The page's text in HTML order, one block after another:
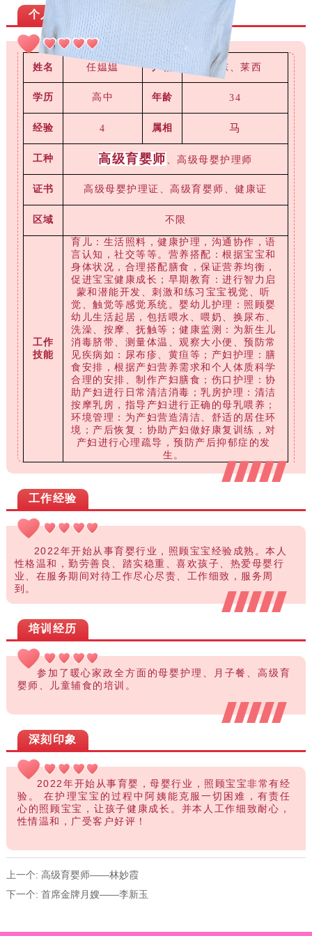
个人简历
姓名 任媪媪 户籍 山东、莱西
学历 高中 年龄 34
经验 4 属相 马
工种 高级育婴师 、高级母婴护理师
证书 高级母婴护理证、高级育婴师、健康证
区域 不限
工作
技能
育儿：生活照料，健康护理，沟通协作，语
言认知，社交等等。 营养搭配：根据宝宝和
身体状况，合理搭配膳食，保证营养均衡，
促进宝宝健康成长；早期教育：进行智力启
蒙和潜能开发、刺激和练习宝宝视觉、听
觉、触觉等感觉系统。婴幼儿护理：照顾婴
幼儿生活起居，包括喂水、喂奶、换尿布、
洗澡、按摩、抚触等；健康监测：为新生儿
消毒脐带、测量体温、观察大小便、预防常
见疾病如：尿布疹、黄疸等；产妇护理：膳
食安排，根据产妇营养需求和个人体质科学
合理的安排、制作产妇膳食；伤口护理：协
助产妇进行日常清洁消毒；乳房护理：清洁
按摩乳房，指导产妇进行正确的母乳喂养；
环境管理：为产妇营造清洁、舒适的居住环
境；产后恢复：协助产妇做好康复训练，对
产妇进行心理疏导，预防产后抑郁症的发
生。
工作经验
2022年开始从事育婴行业，照顾宝宝经验成熟。本人
性格温和，勤劳善良、踏实稳重、喜欢孩子、热爱母婴行
业、在服务期间对待工作尽心尽责、工作细致，服务周
到。
培训经历
参加了暖心家政全方面的母婴护理、月子餐、高级育
婴师、儿童辅食的培训。
深刻印象
2022年开始从事育婴，母婴行业，照顾宝宝非常有经
验。
在护理宝宝的过程中阿姨能克服一切困难，有责任
心的照顾宝宝，让孩子健康成长。并本人工作细致耐心，
性情温和，广受客户好评！
上一个: 高级育婴师——林妙霞
下一个: 首席金牌月嫂——李新玉